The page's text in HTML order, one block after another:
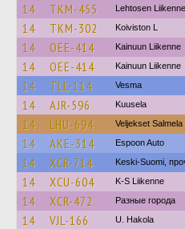
14 TKM-455 Lehtosen Liikenne
14 TKM-302 Koiviston L
14 OEE-414 Kainuun Liikenne
14 OEE-414 Kainuun Liikenne
14 TLL-114 Vesma
14 AJR-596 Kuusela
14 LHU-694 Veljekset Salmela
14 AKE-314 Espoon Auto
14 XCR-714 Keski-Suomi,
14 XCU-604 K-S Liikenne
14 XCR-472 Разные города
14 VJL-166 U. Hakola